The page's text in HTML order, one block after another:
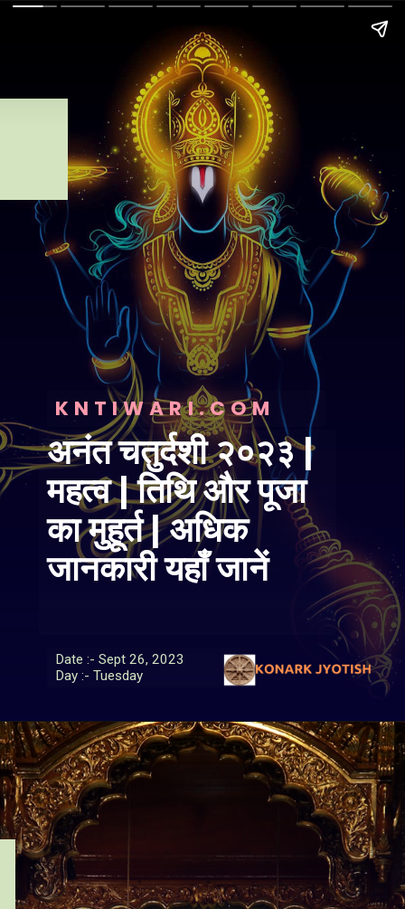
अनंत चतुर्दशी २०२३ |
महत्व | तिथि और पूजा
का मुहूर्त | अधिक
जानकारी यहाँ जानें
Date :- Sept 26, 2023
Day :- Tuesday
KNTIWARI.COM